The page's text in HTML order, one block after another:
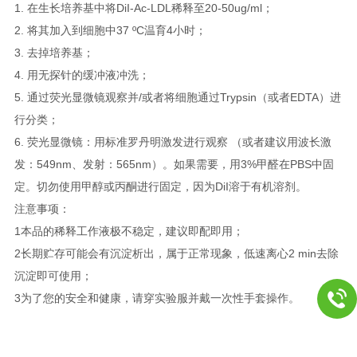
1. 在生长培养基中将DiI-Ac-LDL稀释至20-50ug/ml；
2. 将其加入到细胞中37 ºC温育4小时；
3. 去掉培养基；
4. 用无探针的缓冲液冲洗；
5. 通过荧光显微镜观察并/或者将细胞通过Trypsin（或者EDTA）进
行分类；
6. 荧光显微镜：用标准罗丹明激发进行观察 （或者建议用波长激
发：549nm、发射：565nm）。如果需要，用3%甲醛在PBS中固
定。切勿使用甲醇或丙酮进行固定，因为DiI溶于有机溶剂。
注意事项 ：
1本品的稀释工作液极不稳定，建议即配即用；
2长期贮存可能会有沉淀析出，属于正常现象，低速离心2 min去除
沉淀即可使用；
3为了您的安全和健康，请穿实验服并戴一次性手套操作。